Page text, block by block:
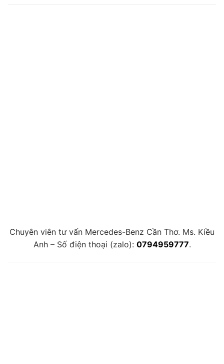
Chuyên viên tư vấn Mercedes-Benz Cần Thơ. Ms. Kiều
Anh – Số điện thoại (zalo): 0794959777.